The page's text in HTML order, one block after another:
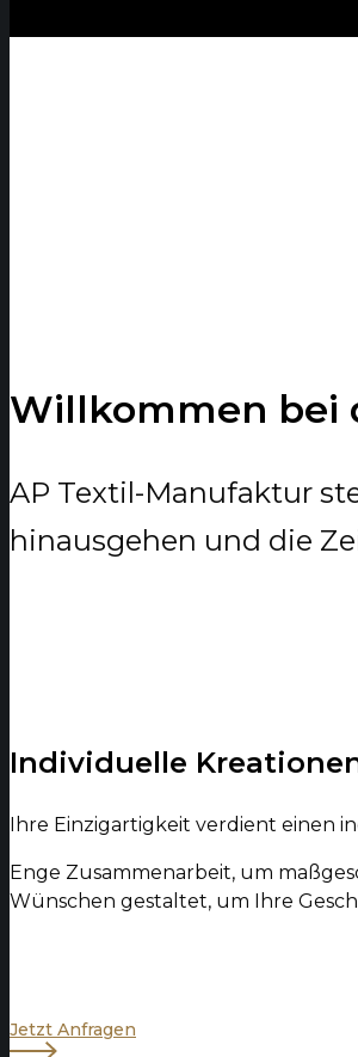
Willkommen bei
AP Textil-Manufaktur
hinausgehen und die
Individuelle
Ihre Einzigartigkeit verdient einen
Enge Zusammenarbeit, um
Wünschen gestaltet, um Ihre
Jetzt Anfragen